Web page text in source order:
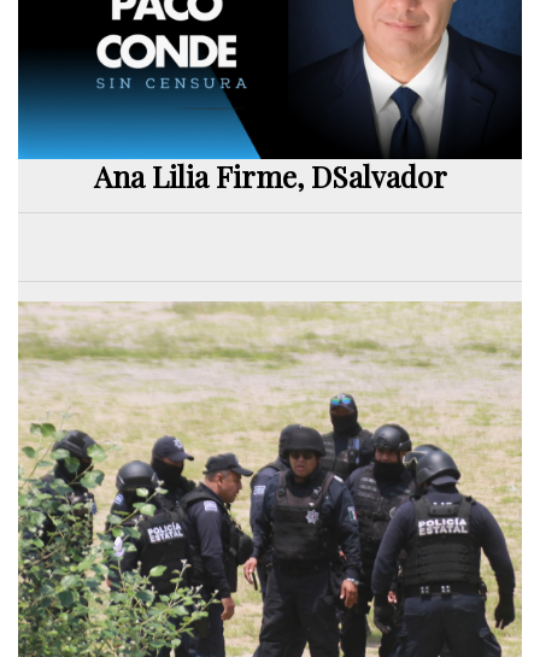
Ana Lilia Firme, DSalvador